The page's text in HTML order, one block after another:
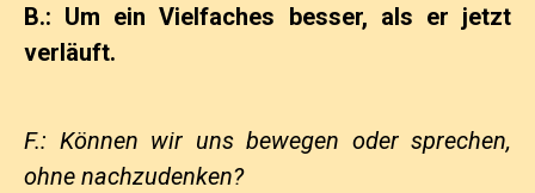
B.: Um ein Vielfaches besser, als er jetzt
verläuft.
F.: Können wir uns bewegen oder sprechen,
ohne nachzudenken?